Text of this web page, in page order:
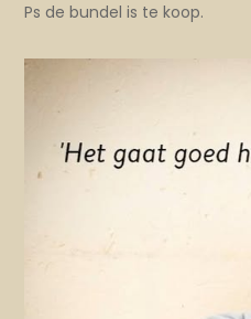
Ps de bundel is te koop.